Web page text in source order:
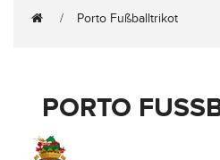
Porto Fußballtrikot
PORTO